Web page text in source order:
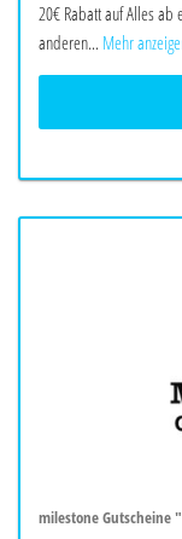
20€ Rabatt auf Alles
anderen... Mehr
milestone Gutscheine